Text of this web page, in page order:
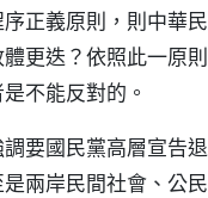
正義原則，則中華
更迭？依照此一原
不能反對的。
要國民黨高層宣告
兩岸民間社會、公